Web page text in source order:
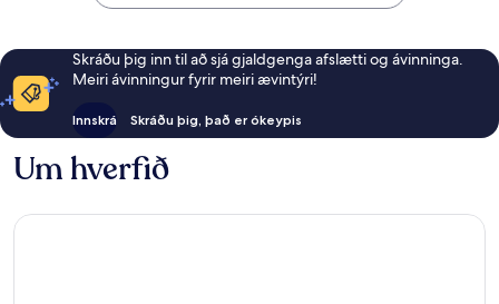
Skráðu þig inn til að sjá gjaldgenga afslætti og ávinninga.
Meiri ávinningur fyrir meiri ævintýri!
Innskrá Skráðu þig, það er ókeypis
Um hverfið